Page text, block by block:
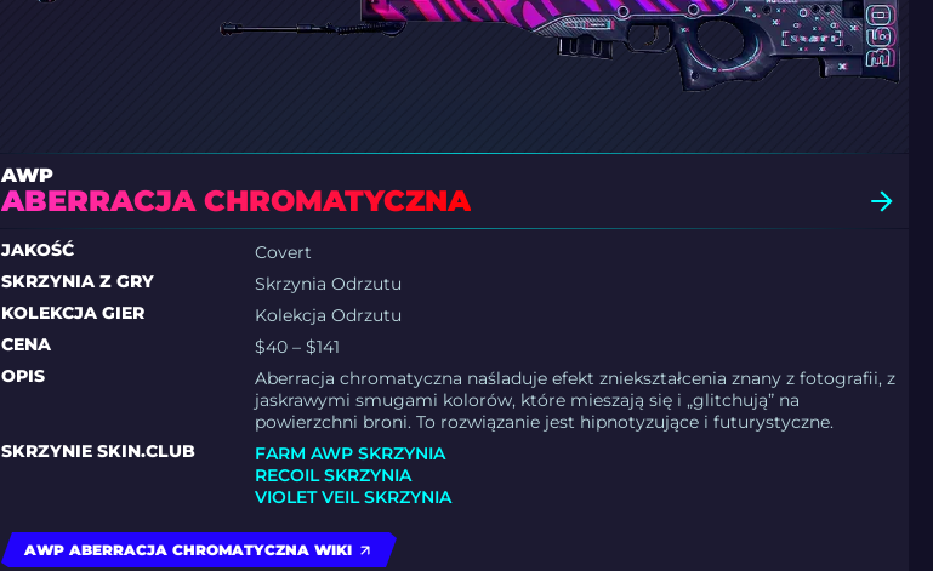
AWP
ABERRACJA CHROMATYCZNA
JAKOŚĆ
Covert
SKRZYNIA Z GRY
Skrzynia Odrzutu
KOLEKCJA GIER
Kolekcja Odrzutu
CENA
$40 – $141
OPIS
Aberracja chromatyczna naśladuje efekt zniekształcenia znany z fotografii, z
jaskrawymi smugami kolorów, które mieszają się i „glitchują” na
powierzchni broni. To rozwiązanie jest hipnotyzujące i futurystyczne.
SKRZYNIE SKIN.CLUB
FARM AWP SKRZYNIA
RECOIL SKRZYNIA
VIOLET VEIL SKRZYNIA
AWP ABERRACJA CHROMATYCZNA WIKI